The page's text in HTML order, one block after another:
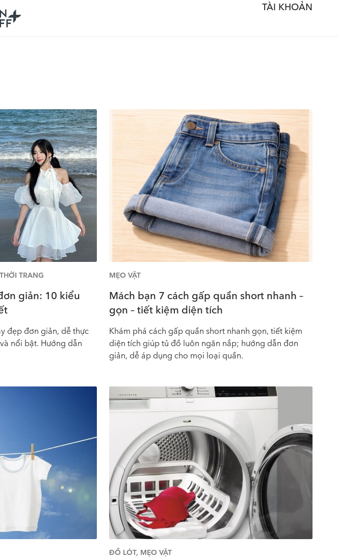
TÀI KHOẢN
TRANG
giản: 10 kiểu
đẹp đơn giản, dễ thực
nổi bật. Hướng dẫn
MẸO VẶT
Mách bạn 7 cách gấp quần short nhanh –
gọn – tiết kiệm diện tích
Khám phá cách gấp quần short nhanh gọn, tiết kiệm
diện tích giúp tủ đồ luôn ngăn nắp; hướng dẫn đơn
giản, dễ áp dụng cho mọi loại quần.
ĐỒ LÓT, MẸO VẶT